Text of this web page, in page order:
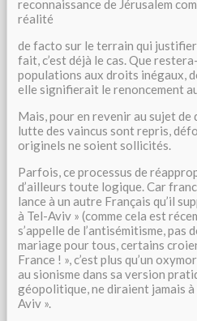
reconnaissance de Jérusalem
réalité
de facto sur le terrain qui
fait, c’est déjà le cas. Que
populations aux droits inégaux,
elle signifierait le renoncement
Mais, pour en revenir au sujet de
lutte des vaincus sont repris,
originels ne soient sollicités.
Parfois, ce processus de
d’ailleurs toute logique. Car
lance à un autre Français qu’il
à Tel-Aviv » (comme cela est
s’appelle de l’antisémitisme,
mariage pour tous, certains
France ! », c’est plus qu’un
au sionisme dans sa version
géopolitique, ne diraient jamais
Aviv ».